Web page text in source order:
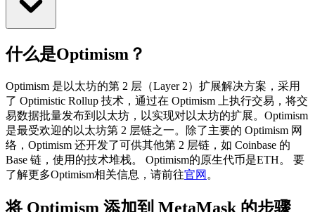
什么是Optimism？
Optimism 是以太坊的第 2 层（Layer 2）扩展解决方案，采用
了 Optimistic Rollup 技术，通过在 Optimism 上执行交易，将交
易数据批量发布到以太坊，以实现对以太坊的扩展。Optimism
是最受欢迎的以太坊第 2 层链之一。除了主要的 Optimism 网
络，Optimism 还开发了可供其他第 2 层链，如 Coinbase 的
Base 链，使用的技术堆栈。
Optimism的原生代币是ETH。
要
了解更多Optimism相关信息，请前往官网 。
将 Optimism 添加到 MetaMask 的步骤